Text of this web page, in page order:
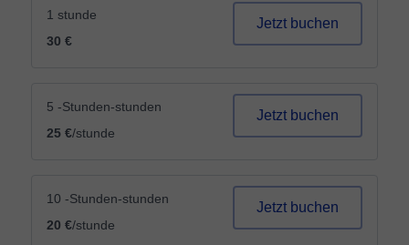
1 stunde
30 €
Jetzt buchen
5 -Stunden-stunden
25 €/stunde
Jetzt buchen
10 -Stunden-stunden
20 €/stunde
Jetzt buchen